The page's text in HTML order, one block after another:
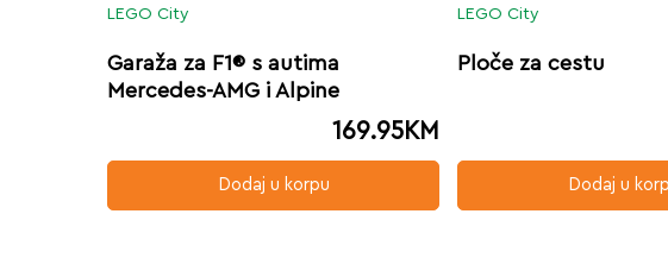
LEGO City
Garaža za F1® s autima
Mercedes-AMG i Alpine
169.95KM
Dodaj u korpu
LEGO City
Ploče za cestu
Dodaj u